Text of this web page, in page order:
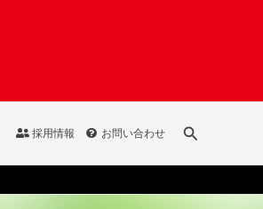
採用情報 お問い合わせ
検